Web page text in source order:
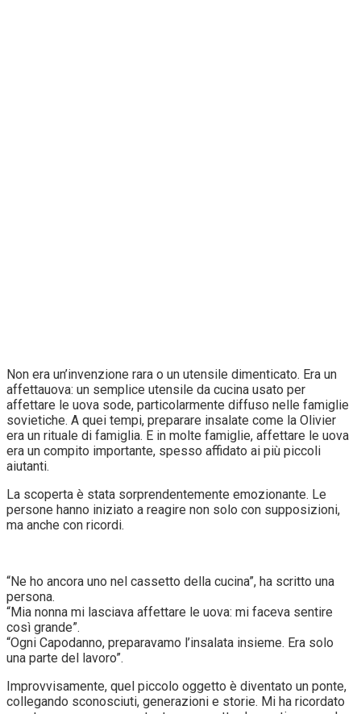
Non era un’invenzione rara o un utensile dimenticato. Era un
affettauova: un semplice utensile da cucina usato per
affettare le uova sode, particolarmente diffuso nelle famiglie
sovietiche. A quei tempi, preparare insalate come la Olivier
era un rituale di famiglia. E in molte famiglie, affettare le uova
era un compito importante, spesso affidato ai più piccoli
aiutanti.
La scoperta è stata sorprendentemente emozionante. Le
persone hanno iniziato a reagire non solo con supposizioni,
ma anche con ricordi.
“Ne ho ancora uno nel cassetto della cucina”, ha scritto una
persona.
“Mia nonna mi lasciava affettare le uova: mi faceva sentire
così grande”.
“Ogni Capodanno, preparavamo l’insalata insieme. Era solo
una parte del lavoro”.
Improvvisamente, quel piccolo oggetto è diventato un ponte,
collegando sconosciuti, generazioni e storie. Mi ha ricordato